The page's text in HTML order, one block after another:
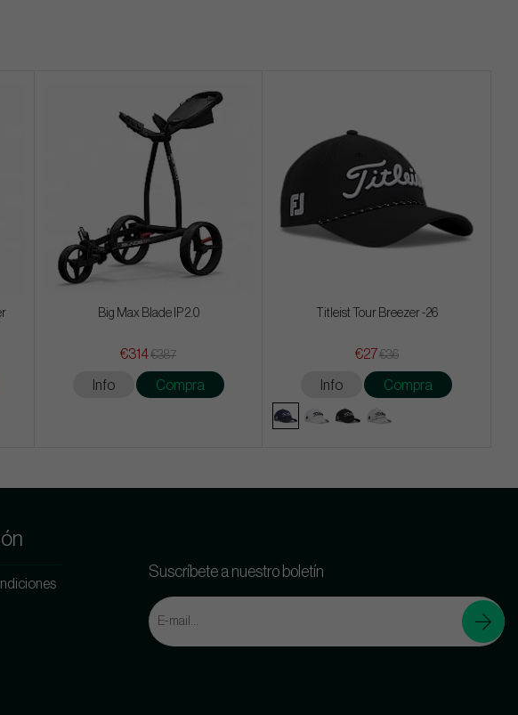
Big Max Blade IP 2.0
€314€387
Info Compra
Titleist Tour Breezer -26
€27€36
Info Compra
Suscríbete a nuestro boletín